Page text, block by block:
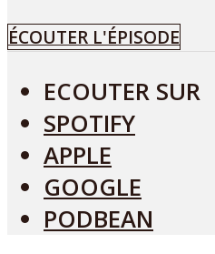
ÉCOUTER L'ÉPISODE
ECOUTER SUR
SPOTIFY
APPLE
GOOGLE
PODBEAN